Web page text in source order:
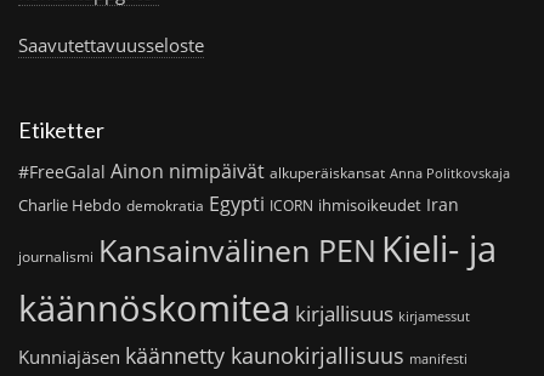
Saavutettavuusseloste
Etiketter
#FreeGalal Ainon nimipäivät alkuperäiskansat Anna Politkovskaja
Charlie Hebdo demokratia Egypti ICORN ihmisoikeudet Iran
journalismi Kansainvälinen PEN Kieli- ja
käännöskomitea kirjallisuus kirjamessut
Kunniajäsen käännetty kaunokirjallisuus manifesti